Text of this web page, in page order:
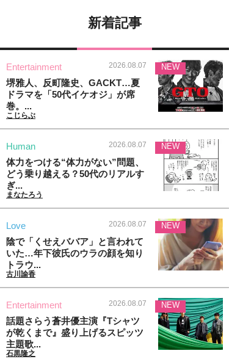
新着記事
Entertainment 2026.08.07
堺雅人、反町隆史、GACKT…夏
ドラマを「50代イケオジ」が席
巻。...
こじらぶ
NEW
Human 2026.08.07
体力をつける“体力がない”問題、
どう乗り越える？50代のリアルす
ぎ...
まなたろう
NEW
Love 2026.08.07
陰で「くせえババア」と言われて
いた…年下彼氏のウラの顔を知り
トラウ...
古川諭香
NEW
Entertainment 2026.08.07
話題さらう蒼井優主演『Tシャツ
が乾くまで』盛り上げるスピッツ
主題歌...
石黒隆之
NEW